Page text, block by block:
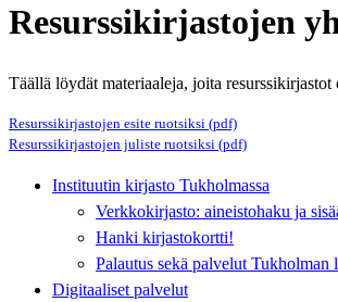
Resurssikirjastojen
Täällä löydät materiaaleja, joita resurssikirjastot
Resurssikirjastojen esite ruotsiksi (pdf)
Resurssikirjastojen juliste ruotsiksi (pdf)
Instituutin kirjasto Tukholmassa
Verkkokirjasto: aineistohaku ja
Hanki kirjastokortti!
Palautus sekä palvelut Tukholman
Digitaaliset palvelut